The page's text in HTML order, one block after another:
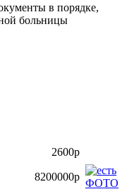
в порядке,
больницы
2600р
8200000р